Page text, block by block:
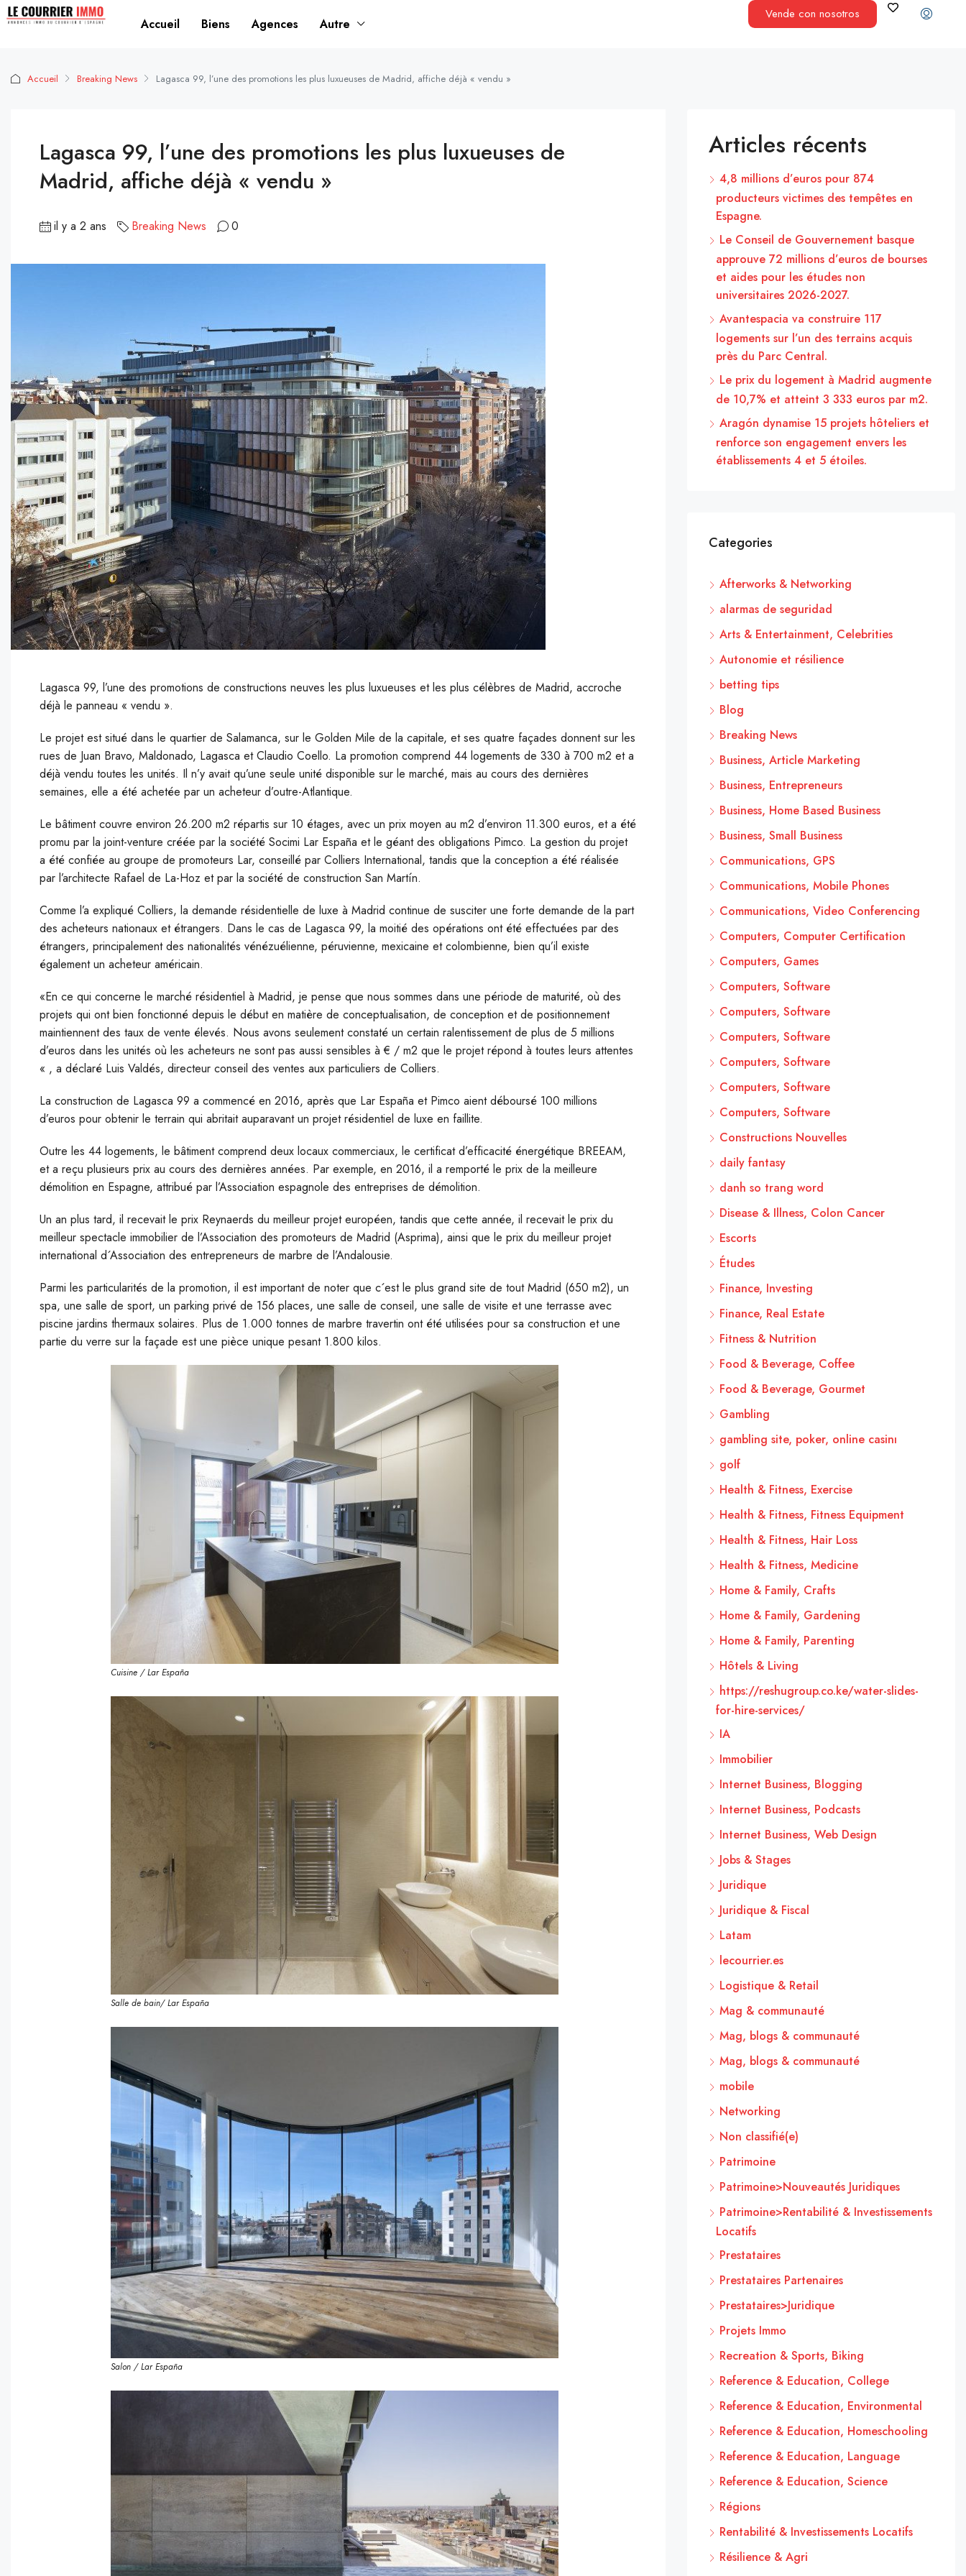
Accueil Biens Agences Autre
Vende con nosotros
Accueil Breaking News Lagasca 99, l’une des promotions les plus luxueuses de Madrid, affiche déjà « vendu »
Lagasca 99, l’une des promotions les plus luxueuses de
Madrid, affiche déjà « vendu »
il y a 2 ans Breaking News 0
Lagasca 99, l’une des promotions de constructions neuves les plus luxueuses et les plus célèbres de Madrid, accroche
déjà le panneau « vendu ».
Le projet est situé dans le quartier de Salamanca, sur le Golden Mile de la capitale, et ses quatre façades donnent sur les
rues de Juan Bravo, Maldonado, Lagasca et Claudio Coello. La promotion comprend 44 logements de 330 à 700 m2 et a
déjà vendu toutes les unités. Il n’y avait qu’une seule unité disponible sur le marché, mais au cours des dernières
semaines, elle a été achetée par un acheteur d’outre-Atlantique.
Le bâtiment couvre environ 26.200 m2 répartis sur 10 étages, avec un prix moyen au m2 d’environ 11.300 euros, et a été
promu par la joint-venture créée par la société Socimi Lar España et le géant des obligations Pimco. La gestion du projet
a été confiée au groupe de promoteurs Lar, conseillé par Colliers International, tandis que la conception a été réalisée
par l’architecte Rafael de La-Hoz et par la société de construction San Martín.
Comme l’a expliqué Colliers, la demande résidentielle de luxe à Madrid continue de susciter une forte demande de la part
des acheteurs nationaux et étrangers. Dans le cas de Lagasca 99, la moitié des opérations ont été effectuées par des
étrangers, principalement des nationalités vénézuélienne, péruvienne, mexicaine et colombienne, bien qu’il existe
également un acheteur américain.
«En ce qui concerne le marché résidentiel à Madrid, je pense que nous sommes dans une période de maturité, où des
projets qui ont bien fonctionné depuis le début en matière de conceptualisation, de conception et de positionnement
maintiennent des taux de vente élevés. Nous avons seulement constaté un certain ralentissement de plus de 5 millions
d’euros dans les unités où les acheteurs ne sont pas aussi sensibles à € / m2 que le projet répond à toutes leurs attentes
« , a déclaré Luis Valdés, directeur conseil des ventes aux particuliers de Colliers.
La construction de Lagasca 99 a commencé en 2016, après que Lar España et Pimco aient déboursé 100 millions
d’euros pour obtenir le terrain qui abritait auparavant un projet résidentiel de luxe en faillite.
Outre les 44 logements, le bâtiment comprend deux locaux commerciaux, le certificat d’efficacité énergétique BREEAM,
et a reçu plusieurs prix au cours des dernières années. Par exemple, en 2016, il a remporté le prix de la meilleure
démolition en Espagne, attribué par l’Association espagnole des entreprises de démolition.
Un an plus tard, il recevait le prix Reynaerds du meilleur projet européen, tandis que cette année, il recevait le prix du
meilleur spectacle immobilier de l’Association des promoteurs de Madrid (Asprima), ainsi que le prix du meilleur projet
international d´Association des entrepreneurs de marbre de l’Andalousie.
Parmi les particularités de la promotion, il est important de noter que c´est le plus grand site de tout Madrid (650 m2), un
spa, une salle de sport, un parking privé de 156 places, une salle de conseil, une salle de visite et une terrasse avec
piscine jardins thermaux solaires. Plus de 1.000 tonnes de marbre travertin ont été utilisées pour sa construction et une
partie du verre sur la façade est une pièce unique pesant 1.800 kilos.
Cuisine / Lar España
Salle de bain/ Lar España
Salon / Lar España
Articles récents
4,8 millions d’euros pour 874
producteurs victimes des tempêtes en
Espagne.
Le Conseil de Gouvernement basque
approuve 72 millions d’euros de bourses
et aides pour les études non
universitaires 2026-2027.
Avantespacia va construire 117
logements sur l’un des terrains acquis
près du Parc Central.
Le prix du logement à Madrid augmente
de 10,7% et atteint 3 333 euros par m2.
Aragón dynamise 15 projets hôteliers et
renforce son engagement envers les
établissements 4 et 5 étoiles.
Categories
Afterworks & Networking
alarmas de seguridad
Arts & Entertainment, Celebrities
Autonomie et résilience
betting tips
Blog
Breaking News
Business, Article Marketing
Business, Entrepreneurs
Business, Home Based Business
Business, Small Business
Communications, GPS
Communications, Mobile Phones
Communications, Video Conferencing
Computers, Computer Certification
Computers, Games
Computers, Software
Computers, Software
Computers, Software
Computers, Software
Computers, Software
Computers, Software
Constructions Nouvelles
daily fantasy
danh so trang word
Disease & Illness, Colon Cancer
Escorts
Études
Finance, Investing
Finance, Real Estate
Fitness & Nutrition
Food & Beverage, Coffee
Food & Beverage, Gourmet
Gambling
gambling site, poker, online casinı
golf
Health & Fitness, Exercise
Health & Fitness, Fitness Equipment
Health & Fitness, Hair Loss
Health & Fitness, Medicine
Home & Family, Crafts
Home & Family, Gardening
Home & Family, Parenting
Hôtels & Living
https://reshugroup.co.ke/water-slides-
for-hire-services/
IA
Immobilier
Internet Business, Blogging
Internet Business, Podcasts
Internet Business, Web Design
Jobs & Stages
Juridique
Juridique & Fiscal
Latam
lecourrier.es
Logistique & Retail
Mag & communauté
Mag, blogs & communauté
Mag, blogs & communauté
mobile
Networking
Non classifié(e)
Patrimoine
Patrimoine>Nouveautés Juridiques
Patrimoine>Rentabilité & Investissements
Locatifs
Prestataires
Prestataires Partenaires
Prestataires>Juridique
Projets Immo
Recreation & Sports, Biking
Reference & Education, College
Reference & Education, Environmental
Reference & Education, Homeschooling
Reference & Education, Language
Reference & Education, Science
Régions
Rentabilité & Investissements Locatifs
Résilience & Agri